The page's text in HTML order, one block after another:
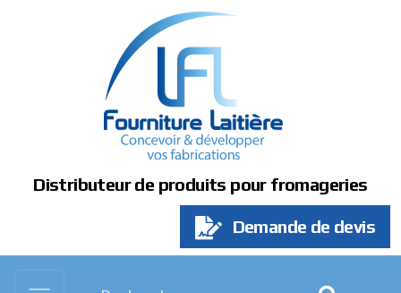
Distributeur de produits pour fromageries
Demande de devis
Panneau de gestion des cookies